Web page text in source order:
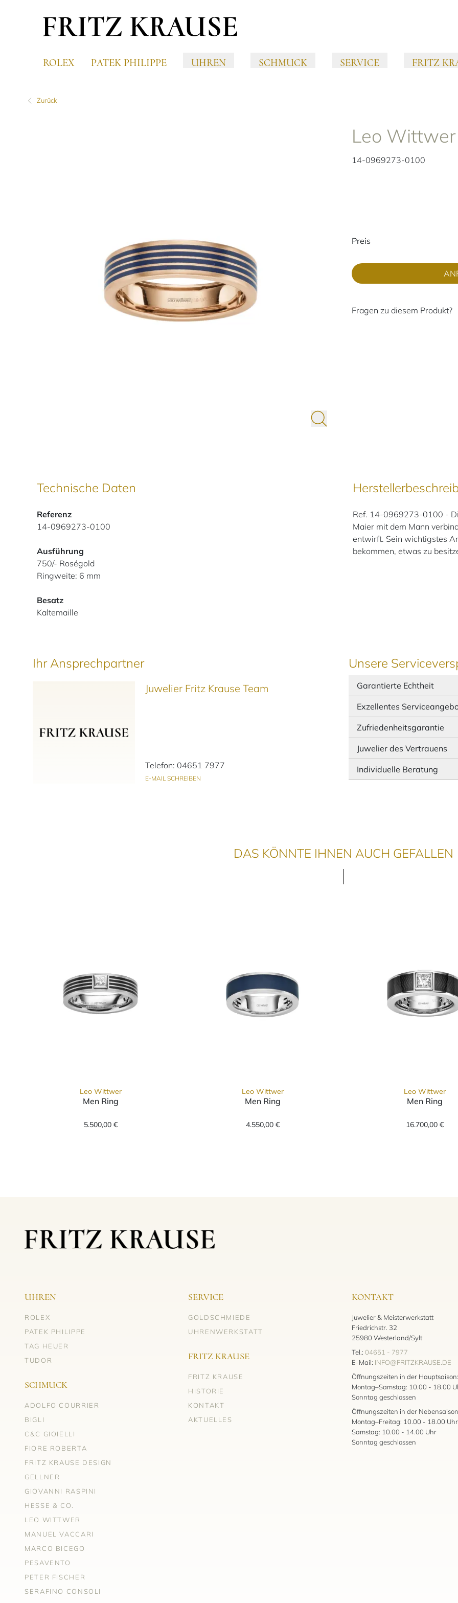
ROLEX PATEK PHILIPPE UHREN SCHMUCK SERVICE FRITZ
Zurück
Leo
14-0969273-0100
Preis
Fragen zu diesem Produkt?
Technische Daten
Referenz
14-0969273-0100
Ausführung
750/- Roségold
Ringweite: 6 mm
Besatz
Kaltemaille
Ref. 14-0969273-0100 -
Maier mit dem Mann
entwirft. Sein wichtigstes
bekommen, etwas zu
Ihr Ansprechpartner
Juwelier Fritz Krause Team
Telefon: 04651 7977
E-MAIL SCHREIBEN
Unsere
Garantierte Echtheit
Exzellentes
Zufriedenheitsgarantie
Juwelier des Vertrauens
Individuelle Beratung
DAS KÖNNTE IHNEN AUCH GEFALLEN
Leo Wittwer
Men Ring
5.500,00 €
Leo Wittwer
Men Ring
4.550,00 €
Leo Wittwer
Men Ring
16.700,00 €
UHREN
ROLEX
PATEK PHILIPPE
TAG HEUER
TUDOR
SCHMUCK
ADOLFO COURRIER
BIGLI
C&C GIOIELLI
FIORE ROBERTA
FRITZ KRAUSE DESIGN
GELLNER
GIOVANNI RASPINI
HESSE & CO.
LEO WITTWER
MANUEL VACCARI
MARCO BICEGO
PESAVENTO
PETER FISCHER
SERAFINO CONSOLI
SERVICE
GOLDSCHMIEDE
UHRENWERKSTATT
FRITZ KRAUSE
FRITZ KRAUSE
HISTORIE
KONTAKT
AKTUELLES
KONTAKT
Juwelier & Meisterwerkstatt
Friedrichstr. 32
25980 Westerland/Sylt
Tel.: 04651 - 7977
E-Mail: INFO@FRITZKRAUSE.DE
Öffnungszeiten in der Hauptsaison:
Montag–Samstag: 10.00 - 18.00
Sonntag geschlossen
Öffnungszeiten in der
Montag–Freitag: 10.00 - 18.00 Uhr
Samstag: 10.00 - 14.00 Uhr
Sonntag geschlossen